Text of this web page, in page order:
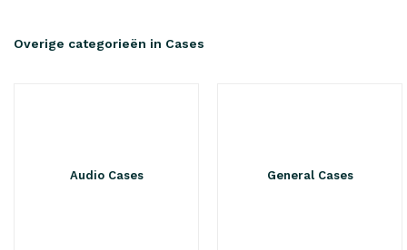
Overige categorieën in Cases
Audio Cases General Cases